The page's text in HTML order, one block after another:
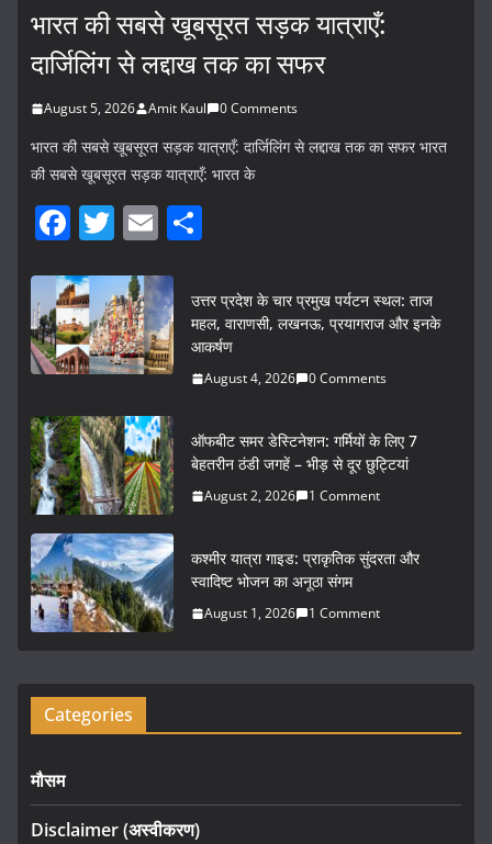
भारत की सबसे खूबसूरत सड़क यात्राएँ:
दार्जिलिंग से लद्दाख तक का सफर
August 5, 2026 Amit Kaul 0 Comments
भारत की सबसे खूबसूरत सड़क यात्राएँ: दार्जिलिंग से लद्दाख तक का सफर भारत
की सबसे खूबसूरत सड़क यात्राएँ: भारत के
F
c
e
b
o
k
T
itt
er
E
ai
l
ar
e
उत्तर प्रदेश के चार प्रमुख पर्यटन स्थल: ताज
महल, वाराणसी, लखनऊ, प्रयागराज और इनके
आकर्षण
August 4, 2026 0 Comments
ऑफबीट समर डेस्टिनेशन: गर्मियों के लिए 7
बेहतरीन ठंडी जगहें – भीड़ से दूर छुट्टियां
August 2, 2026 1 Comment
कश्मीर यात्रा गाइड: प्राकृतिक सुंदरता और
स्वादिष्ट भोजन का अनूठा संगम
August 1, 2026 1 Comment
Categories
मौसम
Disclaimer (अस्वीकरण)